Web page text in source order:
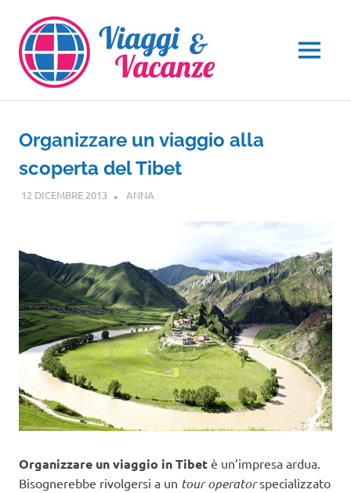
contenuto
MENU
Organizzare un viaggio alla
scoperta del Tibet
12 DICEMBRE 2013 ANNA
Organizzare un viaggio in Tibet è un’impresa ardua.
Bisognerebbe rivolgersi a un tour operatorspecializzato